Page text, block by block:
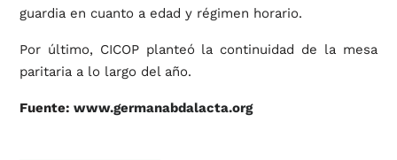
guardia en cuanto a edad y régimen horario.
Por último, CICOP planteó la continuidad de la mesa
paritaria a lo largo del año.
Fuente: www.germanabdalacta.org